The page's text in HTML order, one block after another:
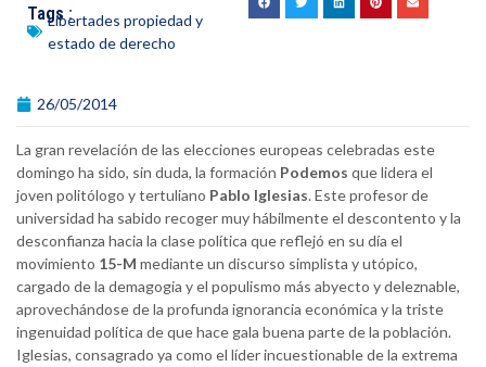
Tags :
Libertades propiedad y
estado de derecho
26/05/2014
La gran revelación de las elecciones europeas celebradas este
domingo ha sido, sin duda, la formación Podemos que lidera el
joven politólogo y tertuliano Pablo Iglesias. Este profesor de
universidad ha sabido recoger muy hábilmente el descontento y la
desconfianza hacia la clase política que reflejó en su día el
movimiento 15-M mediante un discurso simplista y utópico,
cargado de la demagogia y el populismo más abyecto y deleznable,
aprovechándose de la profunda ignorancia económica y la triste
ingenuidad política de que hace gala buena parte de la población.
Iglesias, consagrado ya como el líder incuestionable de la extrema